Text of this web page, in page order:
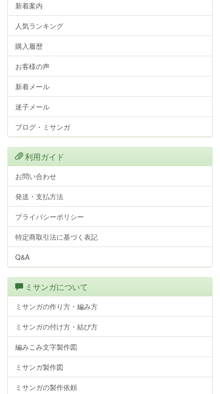
新着案内
人気ランキング
購入履歴
お客様の声
新着メール
迷子メール
ブログ・ミサンガ
利用ガイド
お問い合わせ
発送・支払方法
プライバシーポリシー
特定商取引法に基づく表記
Q&A
ミサンガについて
ミサンガの作り方・編み方
ミサンガの付け方・結び方
編みこみ文字製作図
ミサンガ製作図
ミサンガの製作依頼